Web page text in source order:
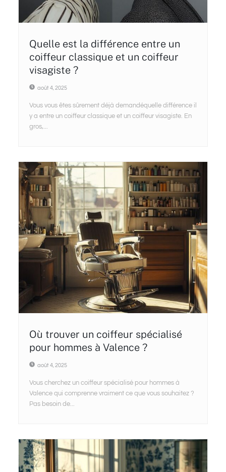
Quelle est la différence entre un
coiffeur classique et un coiffeur
visagiste ?
août 4, 2025
Vous vous êtes sûrement déjà demandéquelle différence il
y a entre un coiffeur classique et un coiffeur visagiste. En
gros,...
Où trouver un coiffeur spécialisé
pour hommes à Valence ?
août 4, 2025
Vous cherchez un coiffeur spécialisé pour hommes à
Valence qui comprenne vraiment ce que vous souhaitez ?
Pas besoin de...